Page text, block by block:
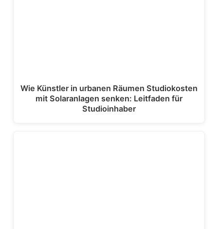
Wie Künstler in urbanen Räumen Studiokosten
mit Solaranlagen senken: Leitfaden für
Studioinhaber